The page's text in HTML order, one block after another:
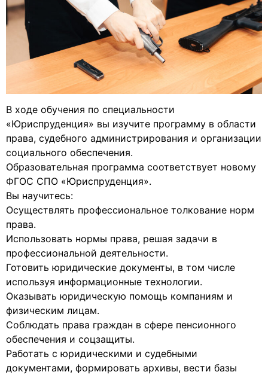
В ходе обучения по специальности
«Юриспруденция» вы изучите программу в области
права, судебного администрирования и организации
социального обеспечения.
Образовательная программа соответствует новому
ФГОС СПО «Юриспруденция».
Вы научитесь:
Осуществлять профессиональное толкование норм
права.
Использовать нормы права, решая задачи в
профессиональной деятельности.
Готовить юридические документы, в том числе
используя информационные технологии.
Оказывать юридическую помощь компаниям и
физическим лицам.
Соблюдать права граждан в сфере пенсионного
обеспечения и соцзащиты.
Работать с юридическими и судебными
документами, формировать архивы, вести базы